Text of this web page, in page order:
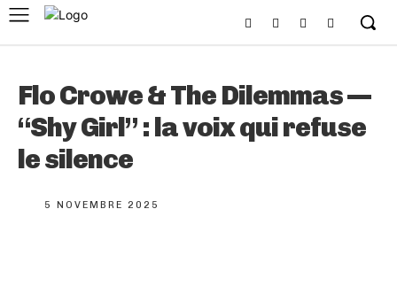
Flo Crowe & The Dilemmas —
“Shy Girl” : la voix qui refuse
le silence
5 NOVEMBRE 2025